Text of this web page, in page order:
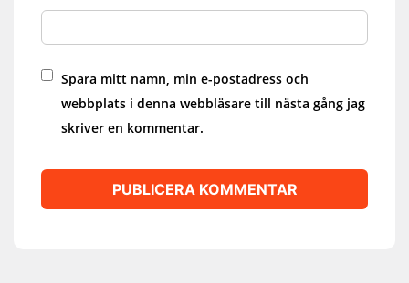
Spara mitt namn, min e-postadress och
webbplats i denna webbläsare till nästa gång jag
skriver en kommentar.